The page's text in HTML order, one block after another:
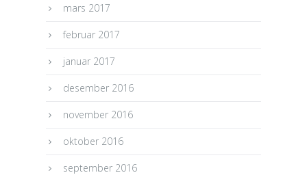
mars 2017
februar 2017
januar 2017
desember 2016
november 2016
oktober 2016
september 2016